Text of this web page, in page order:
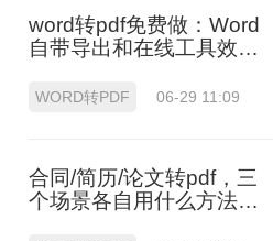
word转pdf免费做：Word
自带导出和在线工具效果
WORD转PDF 06-29 11:09
合同/简历/论文转pdf，三
个场景各自用什么方法